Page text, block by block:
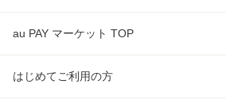
au PAY マーケット TOP
はじめてご利用の方